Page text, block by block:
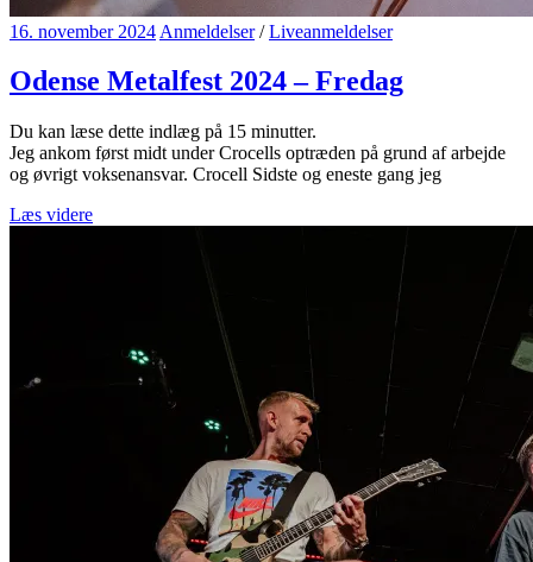
16. november 2024 Anmeldelser/Liveanmeldelser
Odense Metalfest 2024 – Fredag
Du kan læse dette indlæg på 15 minutter.
Jeg ankom først midt under Crocells optræden på grund af arbejde
og øvrigt voksenansvar. Crocell Sidste og eneste gang jeg
Læs videre